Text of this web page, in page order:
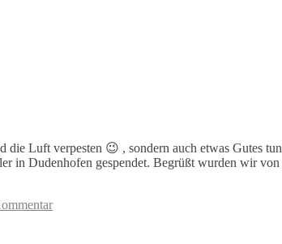
Luft verpesten 😉 , sondern auch etwas Gutes
in Dudenhofen gespendet. Begrüßt wurden wir